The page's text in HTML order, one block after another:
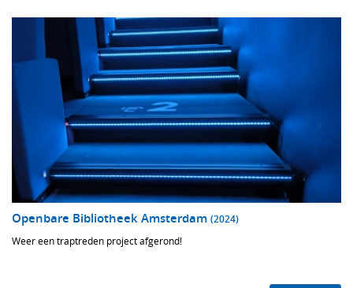
Openbare Bibliotheek Amsterdam (2024)
Weer een traptreden project afgerond!